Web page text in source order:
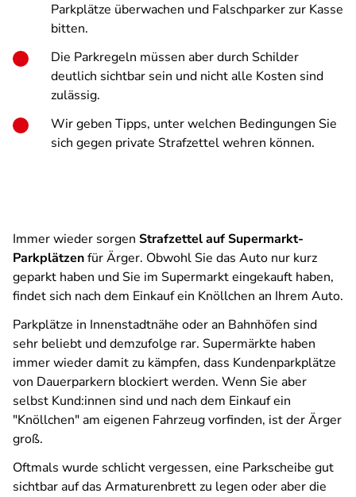
Parkplätze überwachen und Falschparker zur Kasse
bitten.
Die Parkregeln müssen aber durch Schilder
deutlich sichtbar sein und nicht alle Kosten sind
zulässig.
Wir geben Tipps, unter welchen Bedingungen Sie
sich gegen private Strafzettel wehren können.
Immer wieder sorgen Strafzettel auf Supermarkt-
Parkplätzenfür Ärger. Obwohl Sie das Auto nur kurz
geparkt haben und Sie im Supermarkt eingekauft haben,
findet sich nach dem Einkauf ein Knöllchen an Ihrem Auto.
Parkplätze in Innenstadtnähe oder an Bahnhöfen sind
sehr beliebt und demzufolge rar. Supermärkte haben
immer wieder damit zu kämpfen, dass Kundenparkplätze
von Dauerparkern blockiert werden. Wenn Sie aber
selbst Kund:innen sind und nach dem Einkauf ein
"Knöllchen" am eigenen Fahrzeug vorfinden, ist der Ärger
groß.
Oftmals wurde schlicht vergessen, eine Parkscheibe gut
sichtbar auf das Armaturenbrett zu legen oder aber die